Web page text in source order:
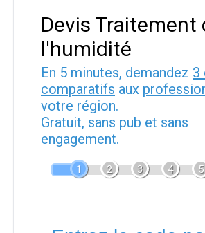
Devis Traitement
l'humidité
En 5 minutes, demandez 3
comparatifs aux
votre région.
Gratuit, sans pub et sans
engagement.
1 2 3 4 5